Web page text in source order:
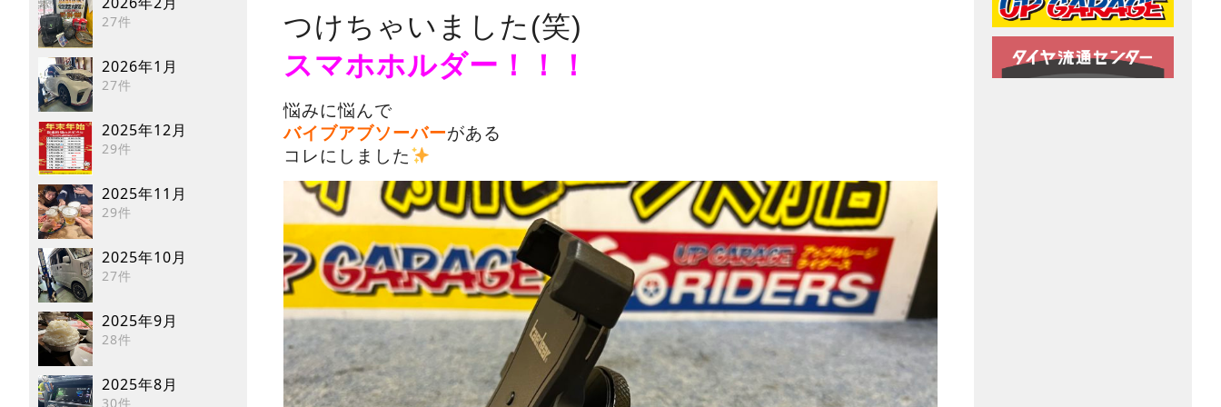
27件
2026年1月
27件
2025年12月
29件
2025年11月
29件
2025年10月
27件
2025年9月
28件
2025年8月
30件
つけちゃいました(笑)
スマホホルダー！！！
悩みに悩んで
バイブアブソーバーがある
コレにしました